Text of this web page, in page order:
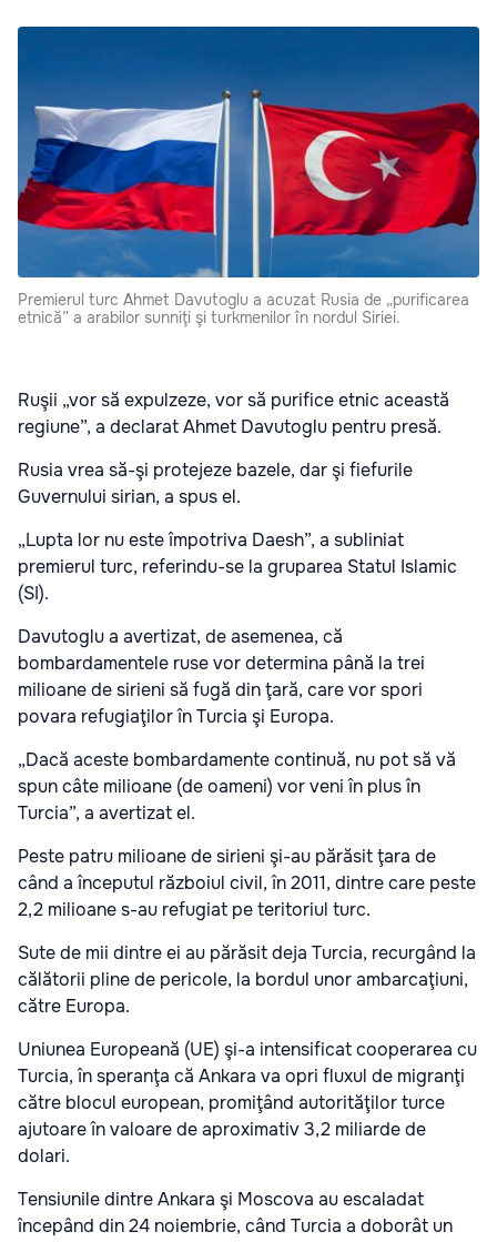
Premierul turc Ahmet Davutoglu a acuzat Rusia de „purificarea
etnică” a arabilor sunniţi şi turkmenilor în nordul Siriei.
Ruşii „vor să expulzeze, vor să purifice etnic această
regiune”, a declarat Ahmet Davutoglu pentru presă.
Rusia vrea să-şi protejeze bazele, dar şi fiefurile
Guvernului sirian, a spus el.
„Lupta lor nu este împotriva Daesh”, a subliniat
premierul turc, referindu-se la gruparea Statul Islamic
(SI).
Davutoglu a avertizat, de asemenea, că
bombardamentele ruse vor determina până la trei
milioane de sirieni să fugă din ţară, care vor spori
povara refugiaţilor în Turcia şi Europa.
„Dacă aceste bombardamente continuă, nu pot să vă
spun câte milioane (de oameni) vor veni în plus în
Turcia”, a avertizat el.
Peste patru milioane de sirieni şi-au părăsit ţara de
când a începutul războiul civil, în 2011, dintre care peste
2,2 milioane s-au refugiat pe teritoriul turc.
Sute de mii dintre ei au părăsit deja Turcia, recurgând la
călătorii pline de pericole, la bordul unor ambarcaţiuni,
către Europa.
Uniunea Europeană (UE) şi-a intensificat cooperarea cu
Turcia, în speranţa că Ankara va opri fluxul de migranţi
către blocul european, promiţând autorităţilor turce
ajutoare în valoare de aproximativ 3,2 miliarde de
dolari.
Tensiunile dintre Ankara şi Moscova au escaladat
începând din 24 noiembrie, când Turcia a doborât un